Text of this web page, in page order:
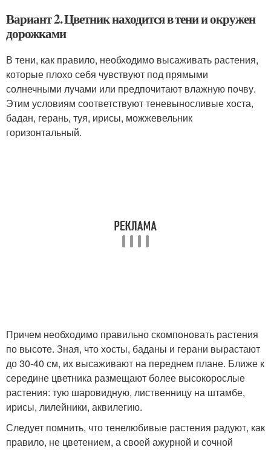
Вариант 2. Цветник находится в тени и окружен
дорожками
В тени, как правило, необходимо высаживать растения,
которые плохо себя чувствуют под прямыми
солнечными лучами или предпочитают влажную почву.
Этим условиям соответствуют теневыносливые хоста,
бадан, герань, туя, ирисы, можжевельник
горизонтальный.
Причем необходимо правильно скомпоновать растения
по высоте. Зная, что хосты, баданы и герани вырастают
до 30-40 см, их высаживают на переднем плане. Ближе к
середине цветника размещают более высокорослые
растения: тую шаровидную, лиственницу на штамбе,
ирисы, лилейники, аквилегию.
Следует помнить, что тенелюбивые растения радуют, как
правило, не цветением, а своей ажурной и сочной